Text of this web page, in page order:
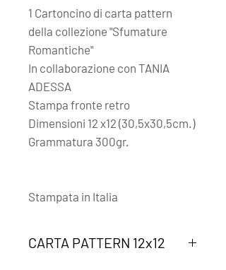
1 Cartoncino di carta pattern
della collezione "Sfumature
Romantiche"
In collaborazione con TANIA
ADESSA
Stampa fronte retro
Dimensioni 12 x12 (30,5x30,5cm.)
Grammatura 300gr.
Stampata in Italia
CARTA PATTERN 12x12